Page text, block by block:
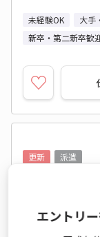
未経験OK 大手
新卒・第二新卒歓
更新
派遣
エントリ